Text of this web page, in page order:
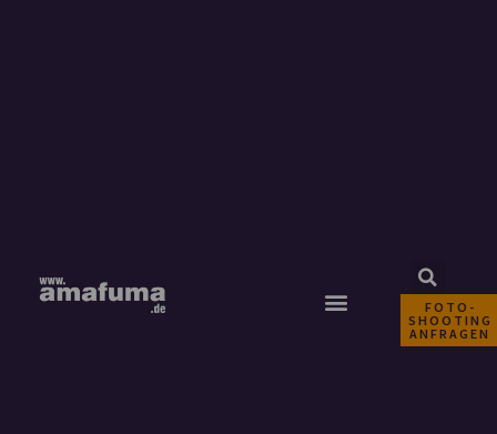
FOTO-
SHOOTING
ANFRAGEN